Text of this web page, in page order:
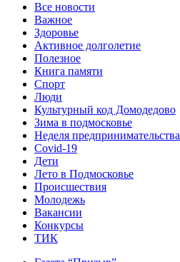
Все новости
Важное
Здоровье
Активное долголетие
Полезное
Книга памяти
Спорт
Люди
Культурный код Домодедово
Зима в подмосковье
Неделя предпринимательства
Covid-19
Дети
Лето в Подмосковье
Происшествия
Молодежь
Вакансии
Конкурсы
ТИК